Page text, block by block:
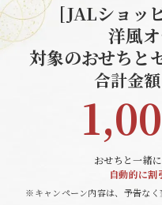
[JALショッ
洋風
対象のおせちと
合計金額
おせちと一緒
自動的に割
※キャンペーン内容は、予告なく